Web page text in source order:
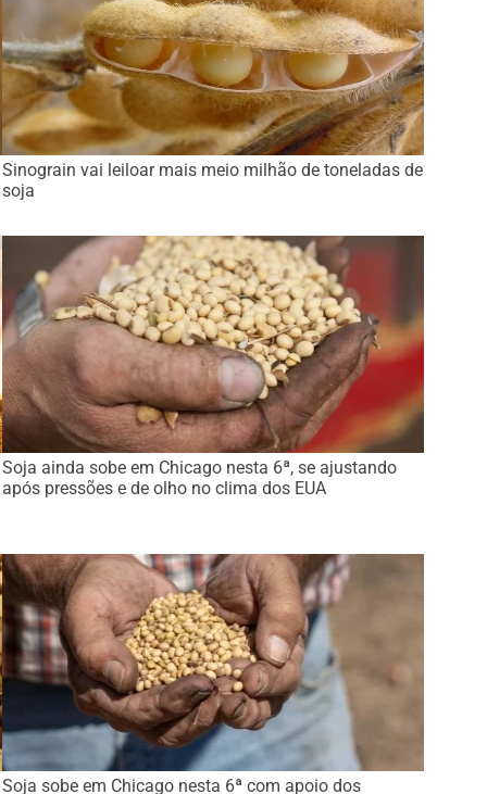
Sinograin vai leiloar mais meio milhão de toneladas de
soja
Soja ainda sobe em Chicago nesta 6ª, se ajustando
após pressões e de olho no clima dos EUA
Soja sobe em Chicago nesta 6ª com apoio dos